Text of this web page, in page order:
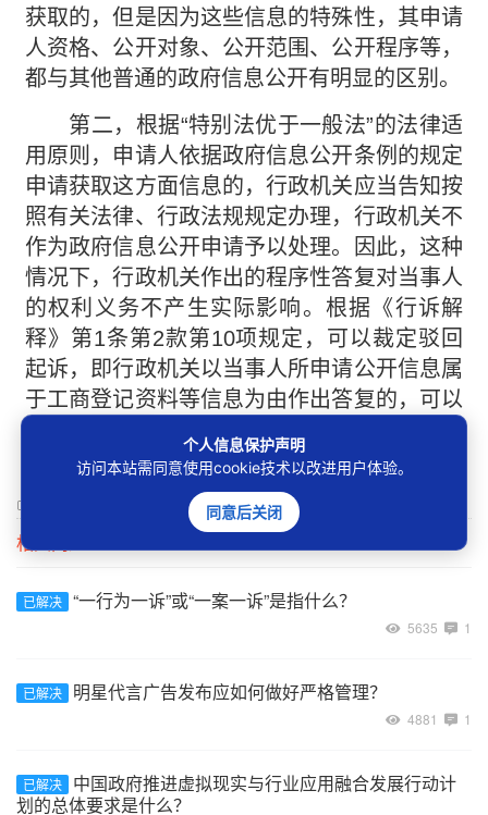
获取的，但是因为这些信息的特殊性，其申请
人资格、公开对象、公开范围、公开程序等，
都与其他普通的政府信息公开有明显的区别。
第二，根据“特别法优于一般法”的法律适
用原则，申请人依据政府信息公开条例的规定
申请获取这方面信息的，行政机关应当告知按
照有关法律、行政法规规定办理，行政机关不
作为政府信息公开申请予以处理。因此，这种
情况下，行政机关作出的程序性答复对当事人
的权利义务不产生实际影响。根据《行诉解
释》第1条第2款第10项规定，可以裁定驳回
起诉，即行政机关以当事人所申请公开信息属
于工商登记资料等信息为由作出答复的，可以
相关问题
已解决 “一行为一诉”或“一案一诉”是指什么？
5635 1
已解决 明星代言广告发布应如何做好严格管理？
4881 1
已解决
中国政府推进虚拟现实与行业应用融合发展行动计
划的总体要求是什么？
个人信息保护声明
访问本站需同意使用cookie技术以改进用户体验。
同意后关闭